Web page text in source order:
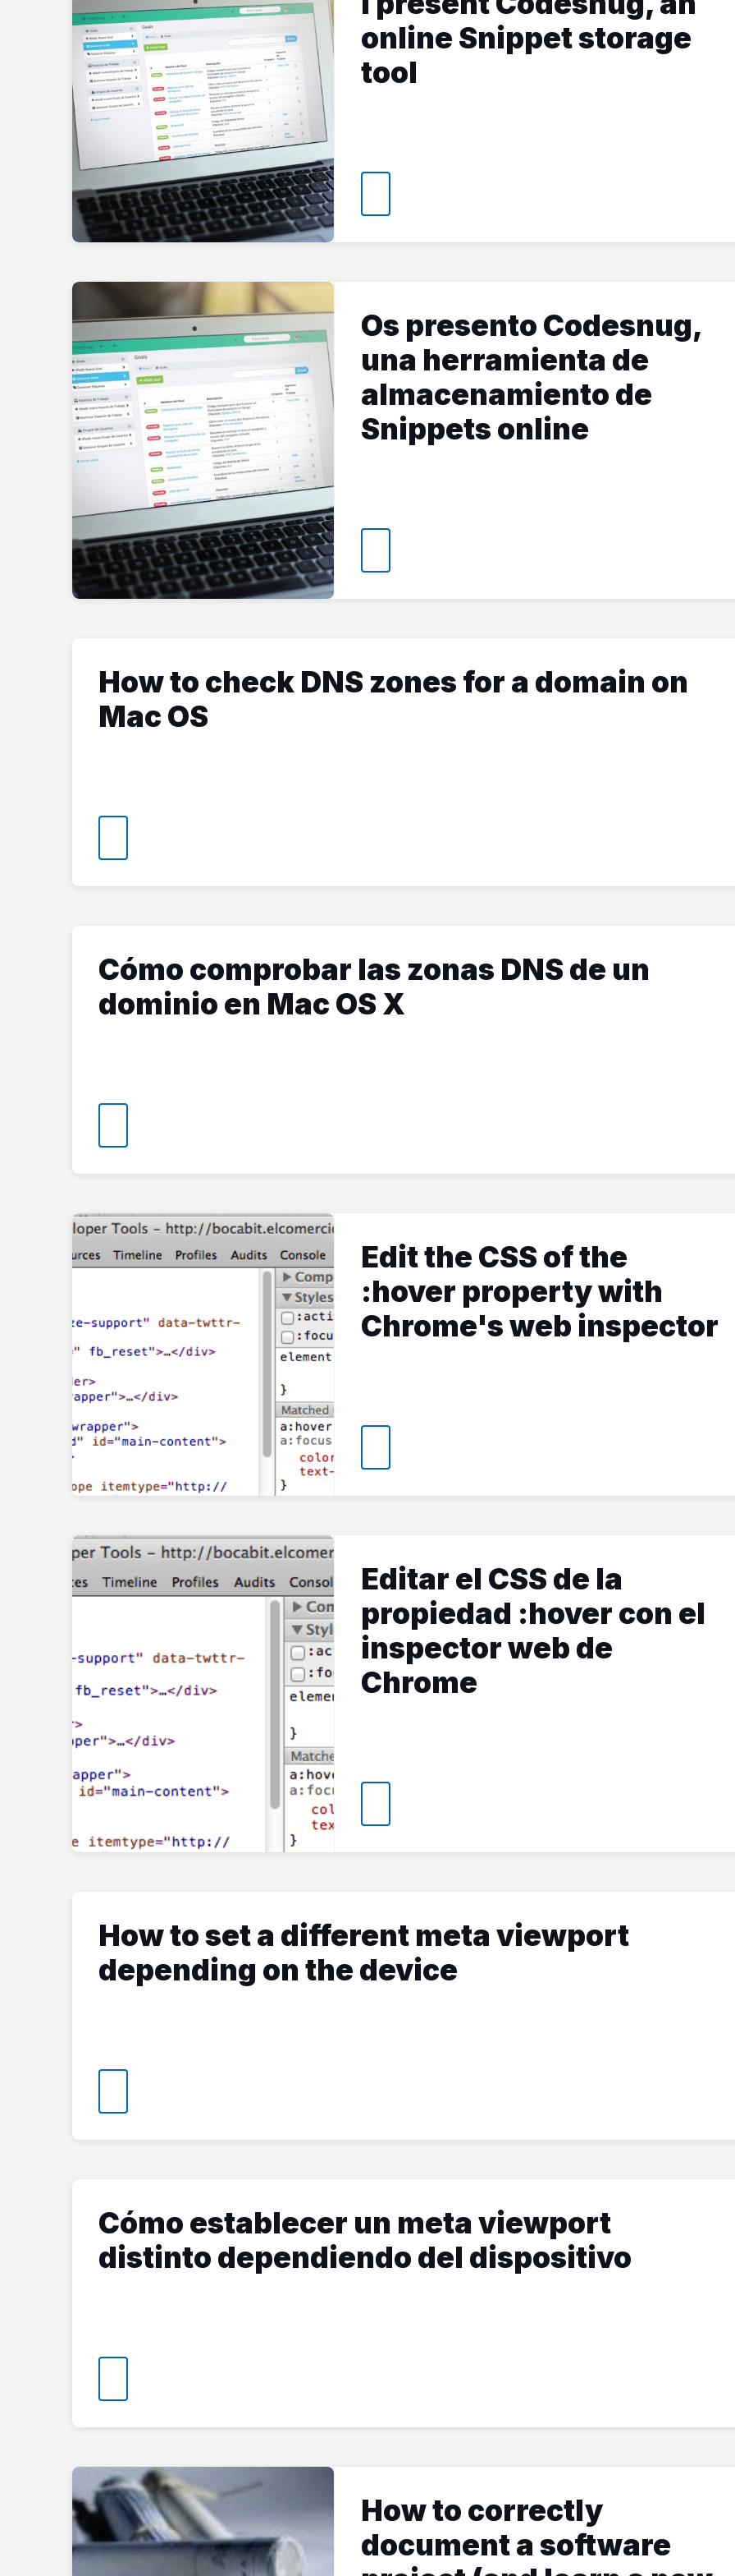
online Snippet storage
tool
Os presento Codesnug,
una herramienta de
almacenamiento de
Snippets online
How to check DNS zones for a domain on
Mac OS
Cómo comprobar las zonas DNS de un
dominio en Mac OS X
Edit the CSS of the
:hover property with
Chrome's web inspector
Editar el CSS de la
propiedad :hover con el
inspector web de
Chrome
How to set a different meta viewport
depending on the device
Cómo establecer un meta viewport
distinto dependiendo del dispositivo
How to correctly
document a software